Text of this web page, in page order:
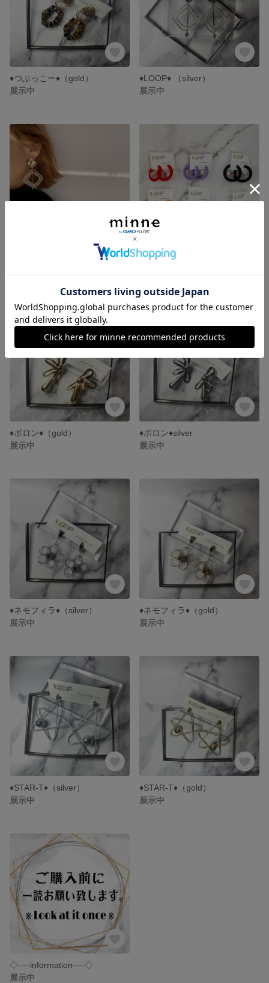
♦︎つぶっこー♦︎（gold）
展示中
♦LOOP♦ （silver）
展示中
♦︎カラHOOP♦︎
♦︎ポロン♦︎（gold）
展示中
♦︎ポロン♦︎silver
展示中
♦︎ネモフィラ♦︎（silver）
展示中
♦︎ネモフィラ♦︎（gold）
展示中
♦︎STAR-T♦︎（silver）
展示中
♦︎STAR-T♦︎（gold）
展示中
◇----information----◇
展示中